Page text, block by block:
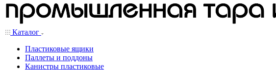
Каталог
Пластиковые ящики
Паллеты и поддоны
Канистры пластиковые